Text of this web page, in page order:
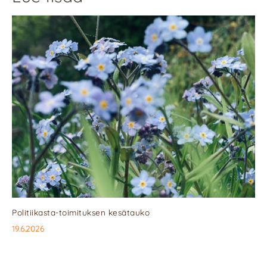
Politiikasta-toimituksen kesätauko
19.6.2026